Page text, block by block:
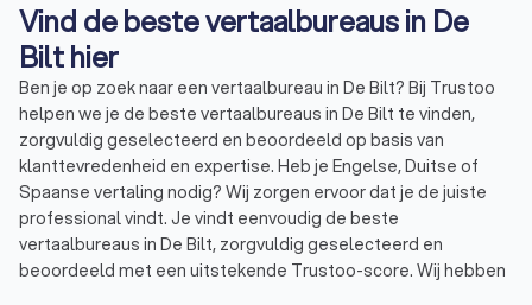
Vind de beste vertaalbureaus in De
Bilt hier
Ben je op zoek naar een vertaalbureau in De Bilt? Bij Trustoo
helpen we je de beste vertaalbureaus in De Bilt te vinden,
zorgvuldig geselecteerd en beoordeeld op basis van
klanttevredenheid en expertise. Heb je Engelse, Duitse of
Spaanse vertaling nodig? Wij zorgen ervoor dat je de juiste
professional vindt. Je vindt eenvoudig de beste
vertaalbureaus in De Bilt, zorgvuldig geselecteerd en
beoordeeld met een uitstekende Trustoo-score. Wij hebben